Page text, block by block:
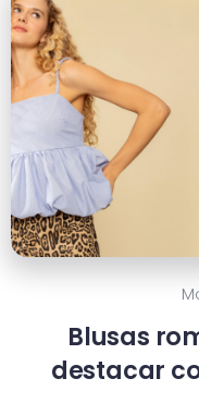
Blusas
destacar